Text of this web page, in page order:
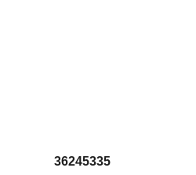
36245335